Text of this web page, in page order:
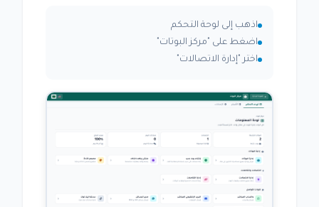
اذهب إلى لوحة التحكم
اضغط على "مركز البوتات"
اختر "إدارة الاتصالات"